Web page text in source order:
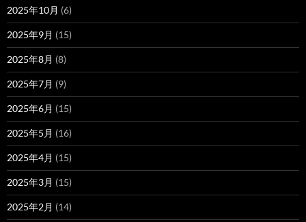
2025年10月 (6)
2025年9月 (15)
2025年8月 (8)
2025年7月 (9)
2025年6月 (15)
2025年5月 (16)
2025年4月 (15)
2025年3月 (15)
2025年2月 (14)